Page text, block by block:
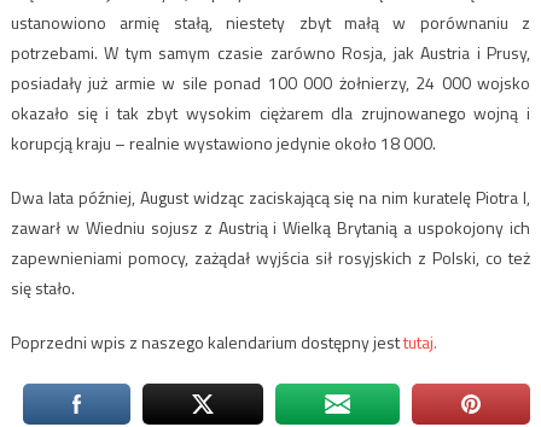
ustanowiono armię stałą, niestety zbyt małą w porównaniu z
potrzebami. W tym samym czasie zarówno Rosja, jak Austria i Prusy,
posiadały już armie w sile ponad 100 000 żołnierzy, 24 000 wojsko
okazało się i tak zbyt wysokim ciężarem dla zrujnowanego wojną i
korupcją kraju – realnie wystawiono jedynie około 18 000.
Dwa lata później, August widząc zaciskającą się na nim kuratelę Piotra I,
zawarł w Wiedniu sojusz z Austrią i Wielką Brytanią a uspokojony ich
zapewnieniami pomocy, zażądał wyjścia sił rosyjskich z Polski, co też
się stało.
Poprzedni wpis z naszego kalendarium dostępny jesttutaj.